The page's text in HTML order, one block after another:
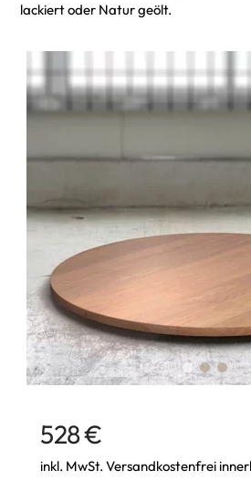
lackiert oder Natur geölt.
528 €
inkl. MwSt. Versandkostenfrei